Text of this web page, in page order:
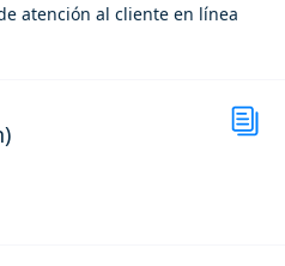
atención al cliente en línea